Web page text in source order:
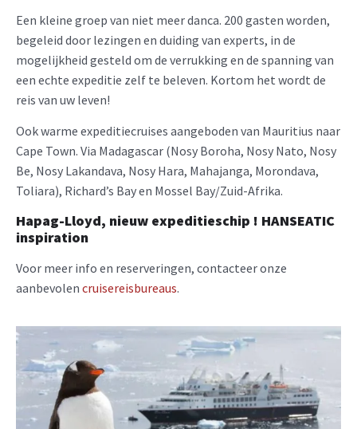
Een kleine groep van niet meer danca. 200 gasten worden,
begeleid door lezingen en duiding van experts, in de
mogelijkheid gesteld om de verrukking en de spanning van
een echte expeditie zelf te beleven. Kortom het wordt de
reis van uw leven!
Ook warme expeditiecruises aangeboden van Mauritius naar
Cape Town. Via Madagascar (Nosy Boroha, Nosy Nato, Nosy
Be, Nosy Lakandava, Nosy Hara, Mahajanga, Morondava,
Toliara), Richard’s Bay en Mossel Bay/Zuid-Afrika.
Hapag-Lloyd, nieuw expeditieschip ! HANSEATIC
inspiration
Voor meer info en reserveringen, contacteer onze
aanbevolen cruisereisbureaus.